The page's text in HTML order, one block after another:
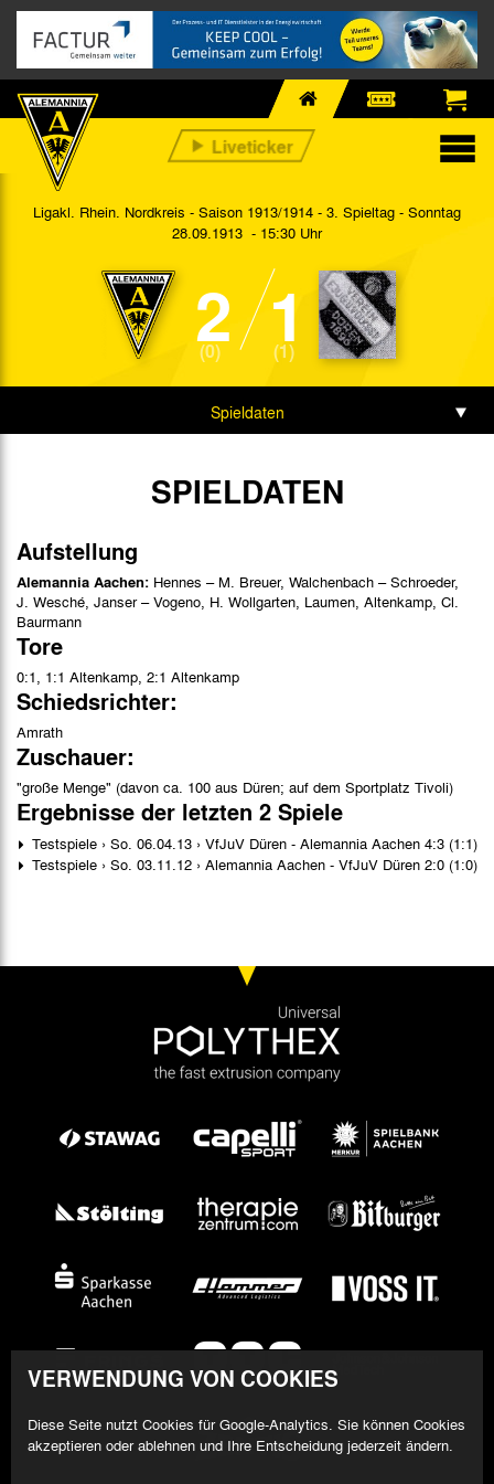
Ligakl. Rhein. Nordkreis - Saison 1913/1914 - 3. Spieltag - Sonntag
28.09.1913 - 15:30 Uhr
2
(0) 1
(1)
Spieldaten
SPIELDATEN
Aufstellung
Alemannia Aachen: Hennes – M. Breuer, Walchenbach – Schroeder,
J. Wesché, Janser – Vogeno, H. Wollgarten, Laumen, Altenkamp, Cl.
Baurmann
Tore
0:1, 1:1 Altenkamp, 2:1 Altenkamp
Schiedsrichter:
Amrath
Zuschauer:
"große Menge" (davon ca. 100 aus Düren; auf dem Sportplatz Tivoli)
Ergebnisse der letzten 2 Spiele
Testspiele › So. 06.04.13 › VfJuV Düren - Alemannia Aachen 4:3 (1:1)
Testspiele › So. 03.11.12 › Alemannia Aachen - VfJuV Düren 2:0 (1:0)
VERWENDUNG VON COOKIES
Diese Seite nutzt Cookies für Google-Analytics. Sie können Cookies
akzeptieren oder ablehnen und Ihre Entscheidung jederzeit ändern.